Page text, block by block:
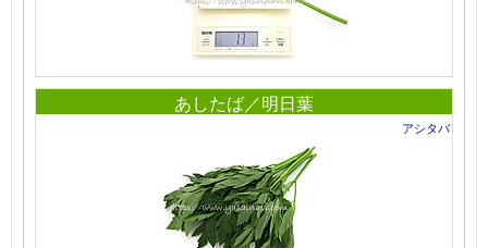
あしたば／明日葉
アシタバ